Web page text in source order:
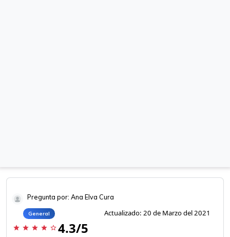
Pregunta por: Ana Elva Cura
General Actualizado: 20 de Marzo del 2021
star star star star star_border 4.3/5